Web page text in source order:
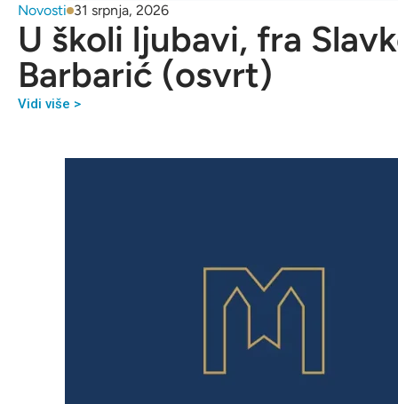
Novosti 31 srpnja, 2026
U školi ljubavi, fra
Barbarić (osvrt)
Vidi više >